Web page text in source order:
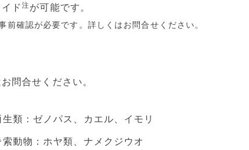
ド注 が可能です。
確認が必要です。詳しくはお問合せください。
問合せください。
生類：ゼノパス、カエル、イモリ
索動物：ホヤ類、ナメクジウオ